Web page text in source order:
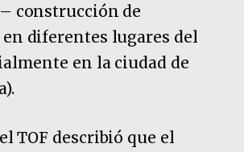
construcción de
diferentes lugares del
en la ciudad de
TOF describió que el